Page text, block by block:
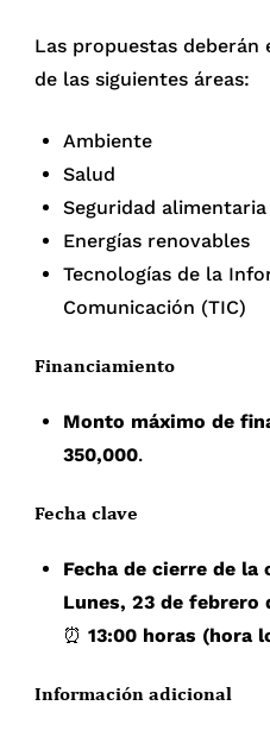
Las propuestas deberán
de las siguientes áreas:
Ambiente
Salud
Seguridad alimentaria
Energías renovables
Tecnologías de la
Comunicación (TIC)
Financiamiento
Monto máximo de
350,000.
Fecha clave
Fecha de cierre de la
Lunes, 23 de febrero
⏰13:00 horas (hora
Información adicional